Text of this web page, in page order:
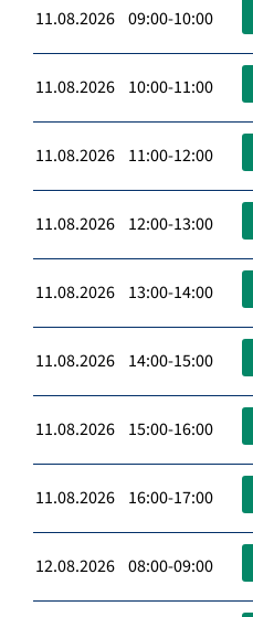
11.08.2026 09:00-10:00
11.08.2026 10:00-11:00
11.08.2026 11:00-12:00
11.08.2026 12:00-13:00
11.08.2026 13:00-14:00
11.08.2026 14:00-15:00
11.08.2026 15:00-16:00
11.08.2026 16:00-17:00
12.08.2026 08:00-09:00